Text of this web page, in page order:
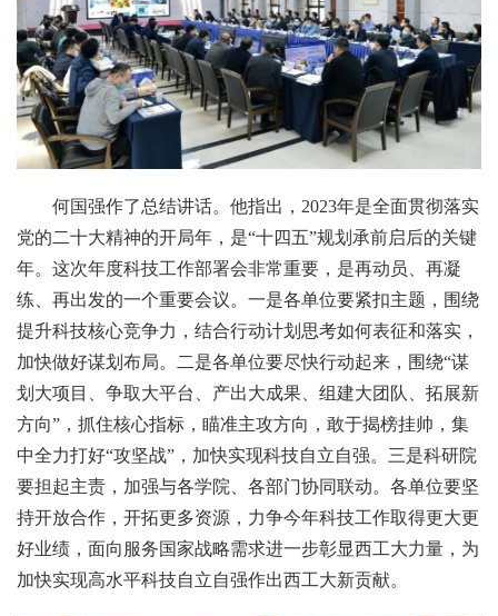
何国强作了总结讲话。他指出，2023年是全面贯彻落实
党的二十大精神的开局年，是“十四五”规划承前启后的关键
年。这次年度科技工作部署会非常重要，是再动员、再凝
练、再出发的一个重要会议。一是各单位要紧扣主题，围绕
提升科技核心竞争力，结合行动计划思考如何表征和落实，
加快做好谋划布局。二是各单位要尽快行动起来，围绕“谋
划大项目、争取大平台、产出大成果、组建大团队、拓展新
方向”，抓住核心指标，瞄准主攻方向，敢于揭榜挂帅，集
中全力打好“攻坚战”，加快实现科技自立自强。三是科研院
要担起主责，加强与各学院、各部门协同联动。各单位要坚
持开放合作，开拓更多资源，力争今年科技工作取得更大更
好业绩，面向服务国家战略需求进一步彰显西工大力量，为
加快实现高水平科技自立自强作出西工大新贡献。